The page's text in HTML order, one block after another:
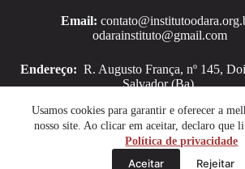
Usamos cookies para garantir e oferecer a
nosso site. Ao clicar em aceitar, declaro que
Política de privacidade
Aceitar Rejeitar
Email:
odarainstituto@gmail.com
Endereço: R. Augusto França, nº 145,
Salvador (Ba).